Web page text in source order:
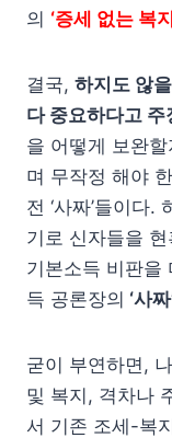
의 ‘증세 없는 복
결국, 하지도 않
다 중요하다고 주
을 어떻게 보완
며 무작정 해야
전 ‘사짜’들이다
기로 신자들을
기본소득 비판을
득 공론장의 ‘사짜
굳이 부연하면,
및 복지, 격차나
서 기존 조세-복